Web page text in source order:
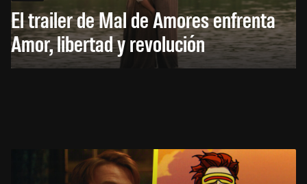
El trailer de Mal de Amores enfrenta
Amor, libertad y revolución